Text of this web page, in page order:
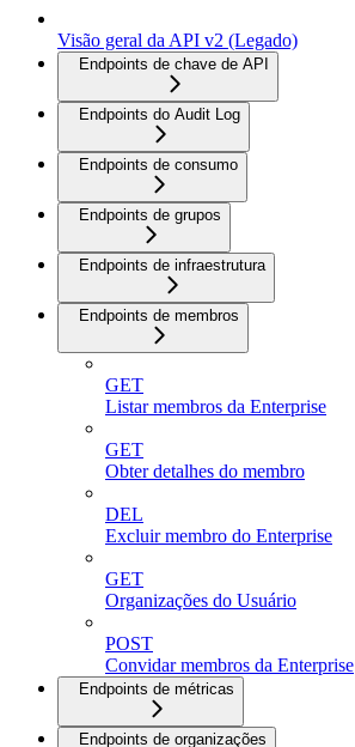
Visão geral da API v2 (Legado)
Endpoints de chave de API
Endpoints do Audit Log
Endpoints de consumo
Endpoints de grupos
Endpoints de infraestrutura
Endpoints de membros
GET
Listar membros da Enterprise
GET
Obter detalhes do membro
DEL
Excluir membro do Enterprise
GET
Organizações do Usuário
POST
Convidar membros da Enterprise
Endpoints de métricas
Endpoints de organizações